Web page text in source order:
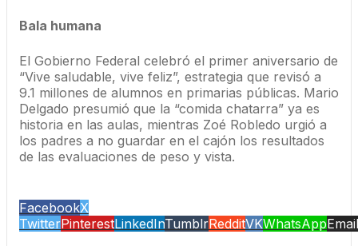
Bala humana
El Gobierno Federal celebró el primer aniversario de
“Vive saludable, vive feliz”, estrategia que revisó a
9.1 millones de alumnos en primarias públicas. Mario
Delgado presumió que la “comida chatarra” ya es
historia en las aulas, mientras Zoé Robledo urgió a
los padres a no guardar en el cajón los resultados
de las evaluaciones de peso y vista.
FacebookX
TwitterPinterestLinkedInTumblrRedditVKWhatsAppEmail